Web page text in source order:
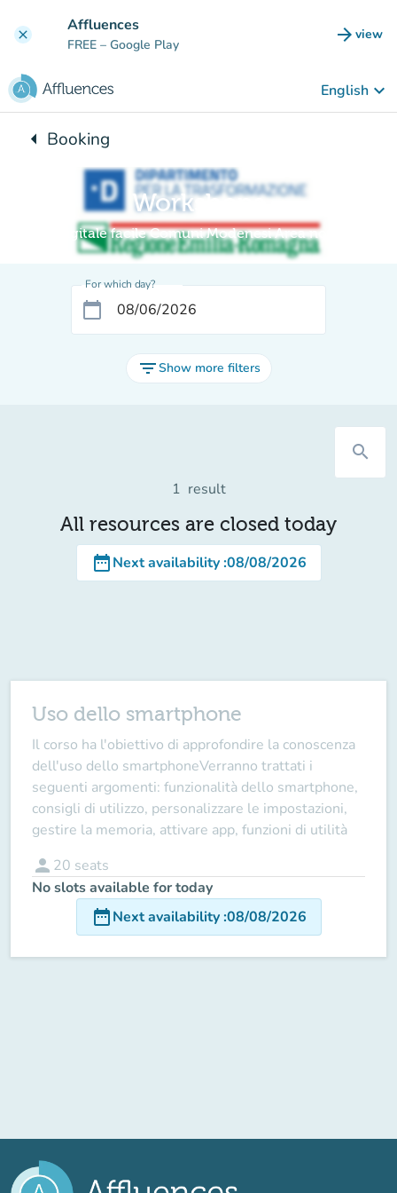
clear Affluences
FREE – Google Play arrow_forward view
(new
English keyboard_arrow_down
arrow_leftBack to:
Booking
Workshops
Digitale facile Comuni Modenesi Area nord
For which day?
calendar_today
filter_listShow more filters
search
1 result
All resources are closed today
date_rangeNext availability:08/08/2026
Uso dello smartphone
Il corso ha l'obiettivo di approfondire la conoscenza
dell'uso dello smartphoneVerranno trattati i
seguenti argomenti: funzionalità dello smartphone,
consigli di utilizzo, personalizzare le impostazioni,
gestire la memoria, attivare app, funzioni di utilità
person 20 seats
No slots available for today
date_rangeNext availability:08/08/2026